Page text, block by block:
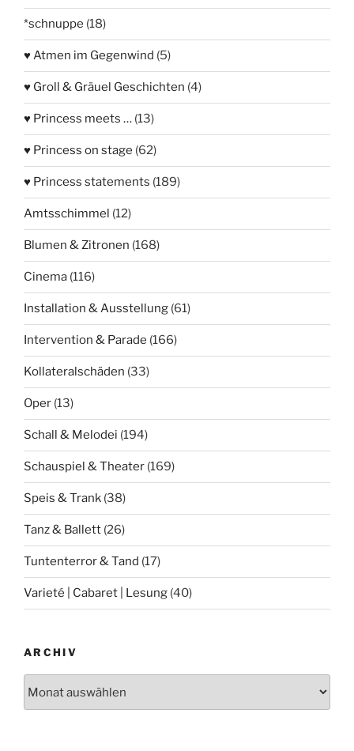
*schnuppe (18)
♥ Atmen im Gegenwind (5)
♥ Groll & Gräuel Geschichten (4)
♥ Princess meets … (13)
♥ Princess on stage (62)
♥ Princess statements (189)
Amtsschimmel (12)
Blumen & Zitronen (168)
Cinema (116)
Installation & Ausstellung (61)
Intervention & Parade (166)
Kollateralschäden (33)
Oper (13)
Schall & Melodei (194)
Schauspiel & Theater (169)
Speis & Trank (38)
Tanz & Ballett (26)
Tuntenterror & Tand (17)
Varieté | Cabaret | Lesung (40)
ARCHIV